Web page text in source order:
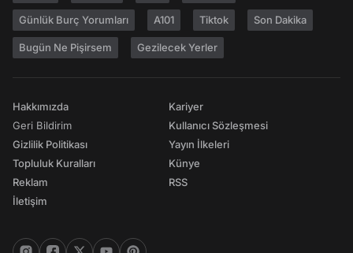
Günlük Burç Yorumları A101 Tiktok Son Dakika
Bugün Ne Pişirsem Gezilecek Yerler
Hakkımızda
Geri Bildirim
Gizlilik Politikası
Topluluk Kuralları
Reklam
İletişim
Kariyer
Kullanıcı Sözleşmesi
Yayın İlkeleri
Künye
RSS